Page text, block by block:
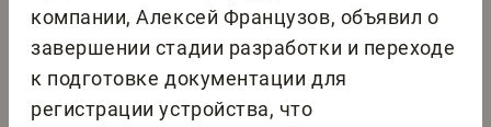
компании, Алексей Французов, объявил о
завершении стадии разработки и переходе
к подготовке документации для
регистрации устройства, что